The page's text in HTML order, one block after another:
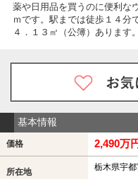
薬や日用品を買うのに便利な
ｍです。駅までは徒歩１４分
４．１３㎡（公簿）あります。
基本情報
価格 2,490万
所在地 栃木県宇